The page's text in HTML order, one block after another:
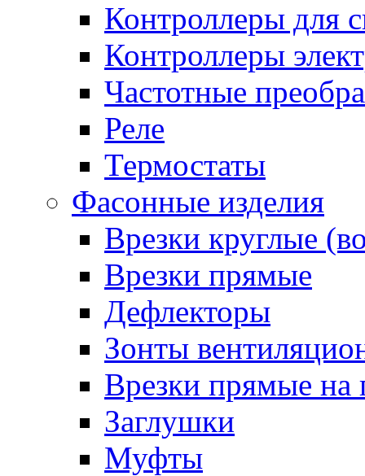
Контроллеры для
Контроллеры
Частотные
Реле
Термостаты
Фасонные изделия
Врезки круглые
Врезки прямые
Дефлекторы
Зонты
Врезки прямые на
Заглушки
Муфты